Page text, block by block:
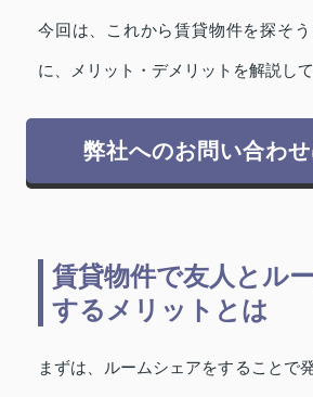
今回は、これから賃貸物件を探そ
に、メリット・デメリットを解説して
弊社へのお問い合わ
賃貸物件で友人とル
するメリットとは
まずは、ルームシェアをすることで